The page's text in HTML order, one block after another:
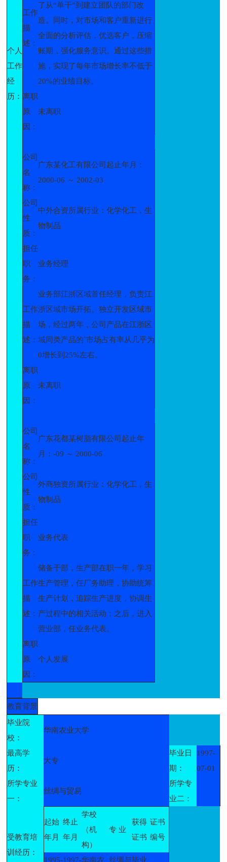
个人
工作
经
历：
工作
描
述：
了从“单干”到建立团队的部门改
造。同时，对市场和客户重新进行
全面的分析评估，优选客户，压缩
账期，强化服务意识。通过这些措
施，实现了每年市场增长率不低于
20%的业绩目标。
离职
原
因：
未离职
公司
名
称：
广东某化工有限公司起止年月：
2000-06 ～ 2002-03
公司
性
质：
中外合资所属行业：化学化工，生
物制品
担任
职
务：
业务经理
工作
描
述：
业务部江浙区域首任经理，负责江
浙区域市场开拓。独立开发区域市
场，经过两年，公司产品在江浙区
域同类产品的`市场占有率从几乎为
0增长到25%左右。
离职
原
因：
未离职
公司
名
称：
广东花都某树脂有限公司起止年
月：-09 ～ 2000-06
公司
性
质：
外商独资所属行业：化学化工，生
物制品
担任
职
务：
业务代表
工作
描
述：
储备干部，生产部在职一年，学习
生产管理，任厂务助理，协助统筹
生产计划，追踪生产进度，协调生
产过程中的相关活动；之后，进入
营业部，任业务代表。
离职
原
因：
个人发展
教育背景
毕业院
校：
华南农业大学
最高学
历：
大专
毕业日
期：
1997-
07-01
所学专业
一：
丝绸与贸易
所学专
业二：
受教育培
训经历：
起始
年月
终止
年月
学校
（机
构）
专 业
获得
证书
证书
编号
1995-1997-华南农 丝绸与毕业